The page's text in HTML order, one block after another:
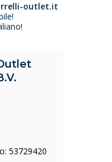
outlet.it
53729420